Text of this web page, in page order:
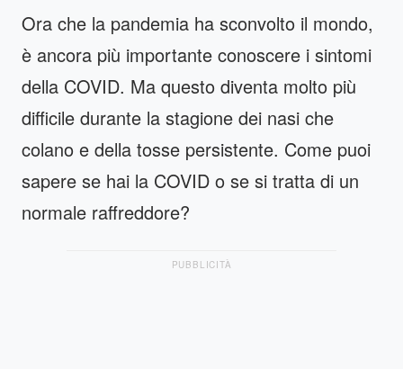
Ora che la pandemia ha sconvolto il mondo,
è ancora più importante conoscere i sintomi
della COVID. Ma questo diventa molto più
difficile durante la stagione dei nasi che
colano e della tosse persistente. Come puoi
sapere se hai la COVID o se si tratta di un
normale raffreddore?
PUBBLICITÀ